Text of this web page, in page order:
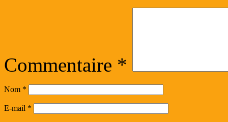
Commentaire *
Nom *
E-mail *